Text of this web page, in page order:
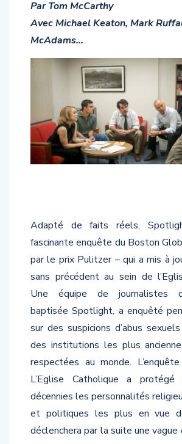
Par Tom McCarthy
Avec Michael Keaton, Mark
McAdams…
Adapté de faits réels,
fascinante enquête du Boston
par le prix Pulitzer – qui a mis à
sans précédent au sein de
Une équipe de journalistes
baptisée Spotlight, a enquêté
sur des suspicions d’abus
des institutions les plus
respectées au monde.
L’Eglise Catholique a protégé
décennies les personnalités
et politiques les plus en vue
déclenchera par la suite une